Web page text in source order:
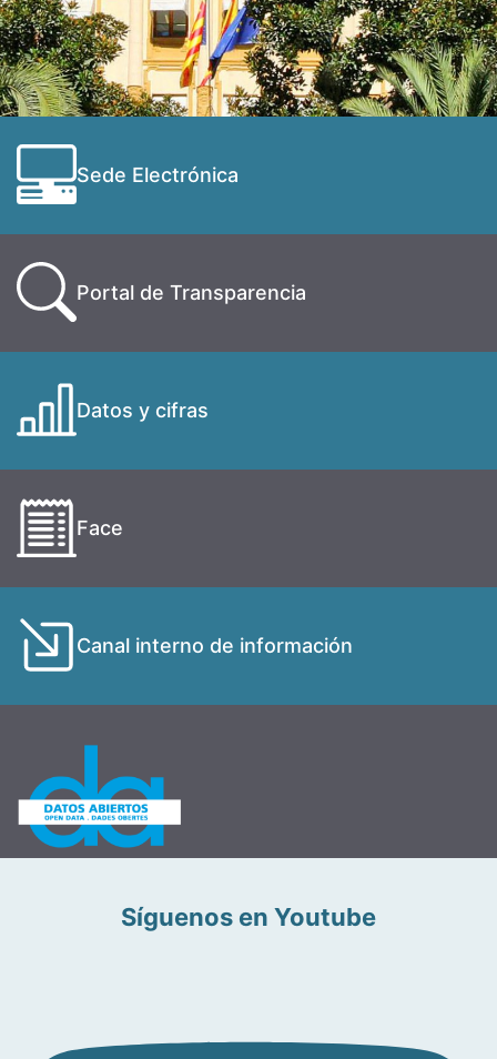
Sede Electrónica
Portal de Transparencia
Datos y cifras
Face
Canal interno de información
Síguenos en Youtube